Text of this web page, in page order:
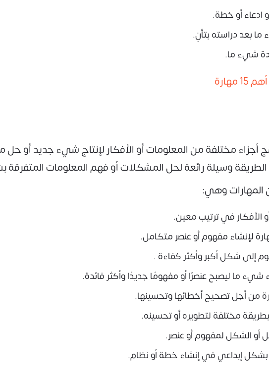
ادعاء أو خطة.
بعد دراسته بتأنِ.
شيء ما.
أجزاء مختلفة من المعلومات أو الأفكار لإنتاج شيء جديد أو حل
الطريقة وسيلة رائعة لحل المشكلات أو فهم المعلومات
وهي:
الأفكار في ترتيب معين.
لإنشاء مفهوم أو عنصر متكامل.
شكل أكبر وأكثر كفاءة .
شيء ما ليصبح عنصرًا أو مفهومًا جديدًا وأكثر فائدة.
من أجل تصحيح أخطائها وتحسينها.
مختلفة لتطويره أو تحسينه.
أو الشكل لمفهوم أو عنصر.
بشكل إبداعي في إنشاء خطة أو نظام.